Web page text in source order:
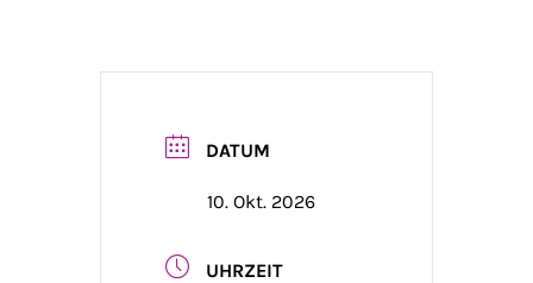
DATUM
10. Okt. 2026
UHRZEIT